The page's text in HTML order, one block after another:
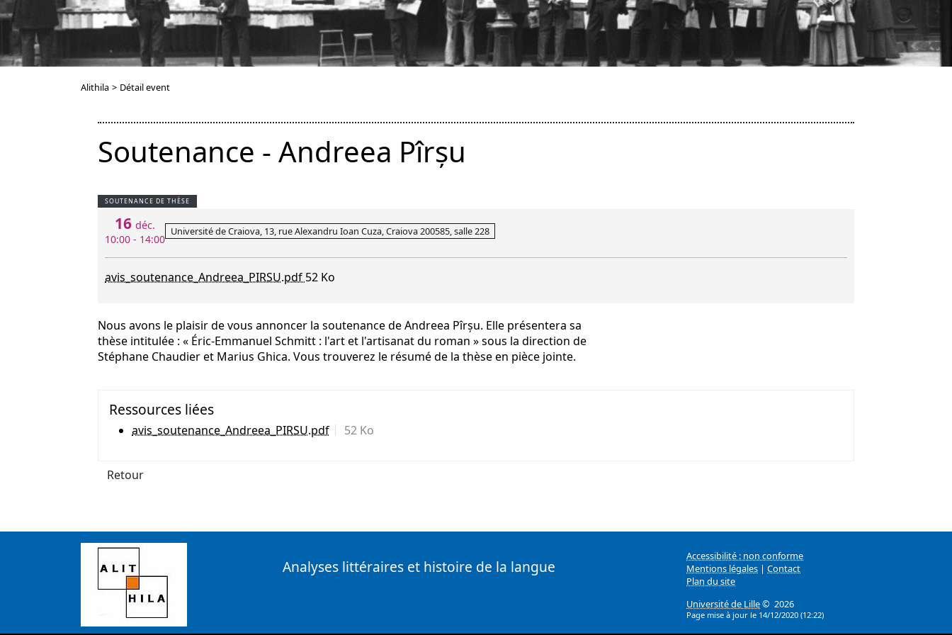
Alithila > Détail event
Soutenance - Andreea Pîrșu
SOUTENANCE DE THÈSE
16 déc.
10:00 - 14:00
Université de Craiova, 13, rue Alexandru Ioan Cuza, Craiova 200585, salle 228
avis_soutenance_Andreea_PIRSU.pdf 52 Ko
Nous avons le plaisir de vous annoncer la soutenance de Andreea Pîrșu. Elle présentera sa
thèse intitulée : « Éric-Emmanuel Schmitt : l'art et l'artisanat du roman » sous la direction de
Stéphane Chaudier et Marius Ghica. Vous trouverez le résumé de la thèse en pièce jointe.
Ressources liées
avis_soutenance_Andreea_PIRSU.pdf 52 Ko
Retour
Analyses littéraires et histoire de la langue
Accessibilité : non conforme
Mentions légales | Contact
Plan du site
Université de Lille© 2026
Page mise à jour le 14/12/2020 (12:22)